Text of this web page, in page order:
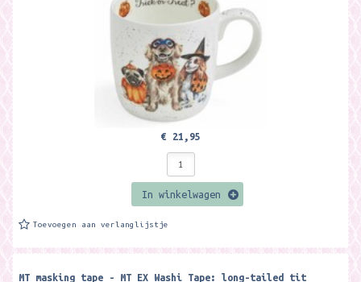
€ 21,95
In winkelwagen
Toevoegen aan verlanglijstje
MT masking tape - MT EX Washi Tape: long-tailed tit